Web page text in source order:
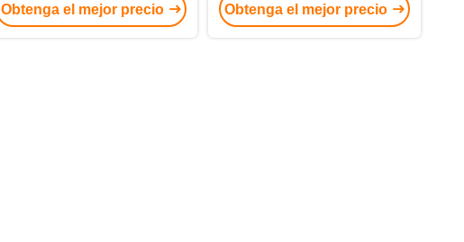
de KYB
Obtenga el mejor precio Obtenga el mejor precio